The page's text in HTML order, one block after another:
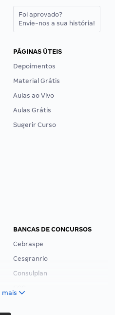
Foi aprovado?
Envie-nos a sua história!
PÁGINAS ÚTEIS
Depoimentos
Material Grátis
Aulas ao Vivo
Aulas Grátis
Sugerir Curso
BANCAS DE CONCURSOS
Cebraspe
Cesgranrio
Consulplan
mais